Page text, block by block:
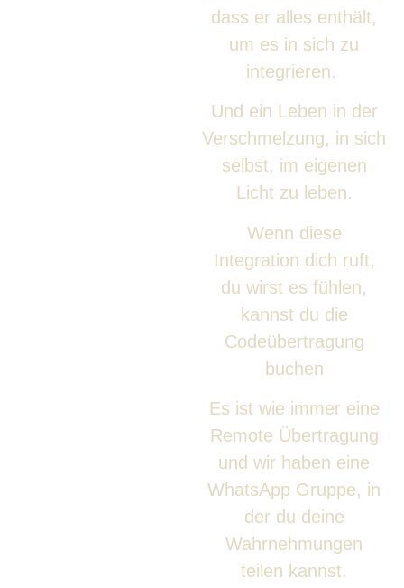
dass er alles enthält,
um es in sich zu
integrieren.
Und ein Leben in der
Verschmelzung, in sich
selbst, im eigenen
Licht zu leben.
Wenn diese
Integration dich ruft,
du wirst es fühlen,
kannst du die
Codeübertragung
buchen
Es ist wie immer eine
Remote Übertragung
und wir haben eine
WhatsApp Gruppe, in
der du deine
Wahrnehmungen
teilen kannst.